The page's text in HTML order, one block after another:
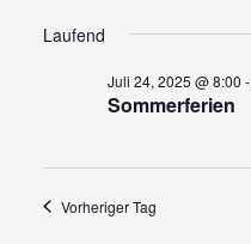
für
August
6,
2025
wählen.
Laufend
Sommerferien
Juli 24, 2025 @ 8:00 -
Vorheriger Tag